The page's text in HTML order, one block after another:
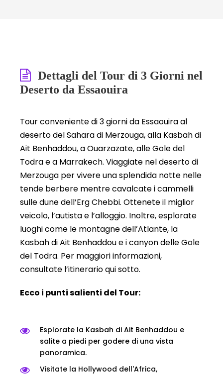
Dettagli del Tour di 3 Giorni nel
Deserto da Essaouira
Tour conveniente di 3 giorni da Essaouira al
deserto del Sahara di Merzouga, alla Kasbah di
Ait Benhaddou, a Ouarzazate, alle Gole del
Todra e a Marrakech. Viaggiate nel deserto di
Merzouga per vivere una splendida notte nelle
tende berbere mentre cavalcate i cammelli
sulle dune dell’Erg Chebbi. Ottenete il miglior
veicolo, l’autista e l’alloggio. Inoltre, esplorate
luoghi come le montagne dell’Atlante, la
Kasbah di Ait Benhaddou e i canyon delle Gole
del Todra. Per maggiori informazioni,
consultate l’itinerario qui sotto.
Ecco i punti salienti del Tour:
Esplorate la Kasbah di Ait Benhaddou e
salite a piedi per godere di una vista
panoramica.
Visitate la Hollywood dell'Africa,